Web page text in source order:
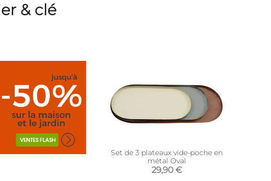
& clé
Set de 3 plateaux vide-poche en
métal Oval
29,90 €